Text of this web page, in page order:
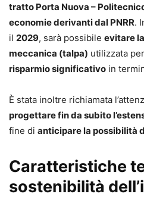
tratto Porta Nuova –
economie derivanti dal PNRR.
il 2029, sarà possibile evitare
meccanica (talpa) utilizzata
risparmio significativo in
È stata inoltre richiamata
progettare fin da subito
fine di anticipare la possibilità
Caratteristiche
sostenibilità